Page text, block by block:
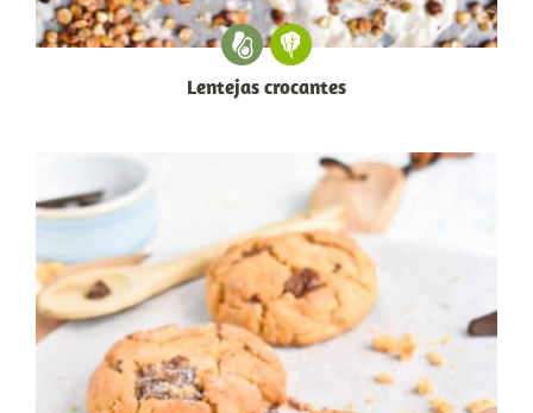
Lentejas crocantes